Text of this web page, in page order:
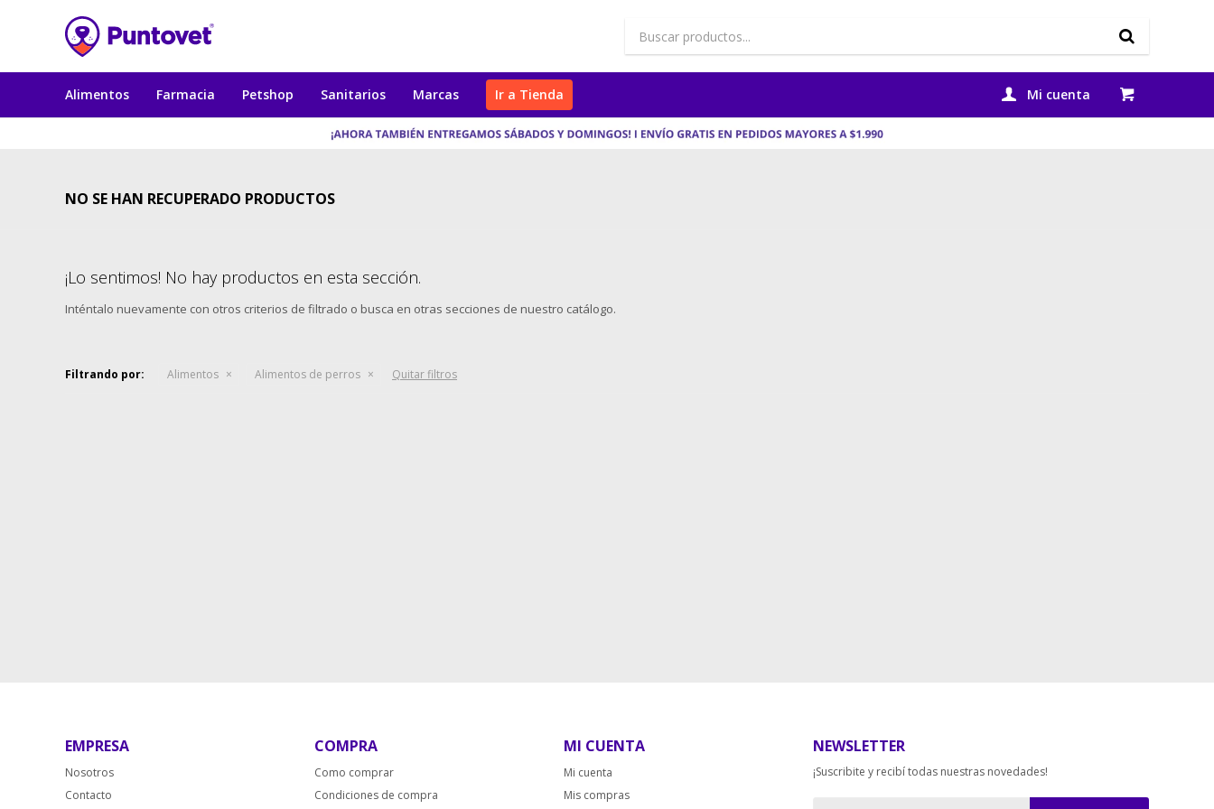
Alimentos Farmacia Petshop Sanitarios Marcas Ir a Tienda
NO SE HAN RECUPERADO PRODUCTOS
¡Lo sentimos! No hay productos en esta sección.
Inténtalo nuevamente con otros criterios de filtrado o busca en otras secciones de nuestro catálogo.
Filtrando por: Alimentos Alimentos de perros Quitar filtros
EMPRESA
Nosotros
Contacto
COMPRA
Como comprar
Condiciones de compra
MI CUENTA
Mi cuenta
Mis compras
NEWSLETTER
¡Suscribite y recibí todas nuestras novedades!